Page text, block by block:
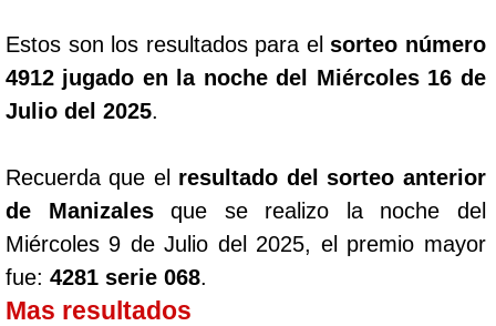
Estos son los resultados para elsorteo número
4912 jugado en la noche del Miércoles 16 de
Julio del 2025.
Recuerda que el resultado del sorteo anterior
de Manizalesque se realizo la noche del
Miércoles 9 de Julio del 2025, el premio mayor
fue: 4281 serie 068.
Mas resultados